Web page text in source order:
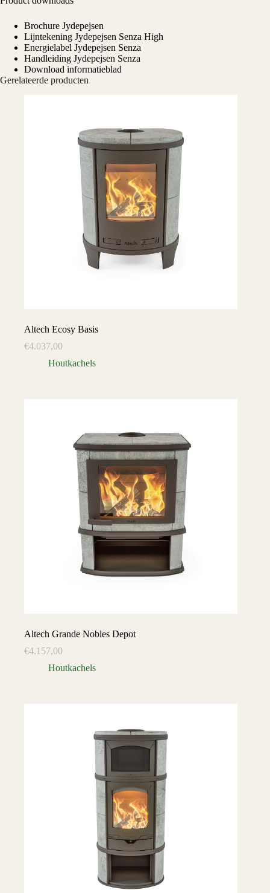
Brochure Jydepejsen
Lijntekening Jydepejsen Senza High
Energielabel Jydepejsen Senza
Handleiding Jydepejsen Senza
Download informatieblad
Gerelateerde producten
Altech Ecosy Basis
€4.037,00
Houtkachels
Altech Grande Nobles Depot
€4.157,00
Houtkachels